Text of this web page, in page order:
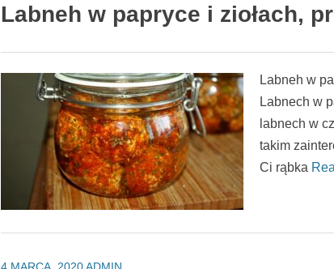
Labneh w papryce i ziołach,
Labneh w
Labnech w
labnech w
takim
Ci rąbka